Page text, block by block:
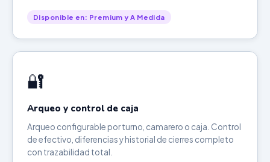
Disponible en: Premium y A Medida
🔐
Arqueo y control de caja
Arqueo configurable por turno, camarero o caja. Control
de efectivo, diferencias y historial de cierres completo
con trazabilidad total.